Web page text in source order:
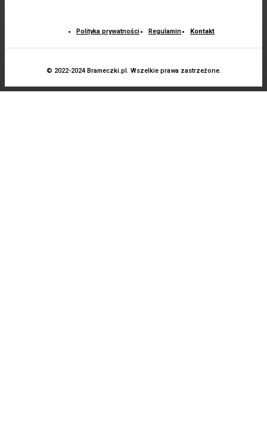
Polityka prywatności Regulamin Kontakt
© 2022-2024 Brameczki.pl. Wszelkie prawa zastrzeżone.